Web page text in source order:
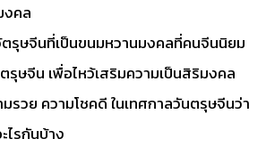
งคล
รุษจีนที่เป็นขนมหวานมงคลที่คนจีนนิยม
รุษจีน เพื่อไหว้เสริมความเป็นสิริมงคล
รวย ความโชคดี ในเทศกาลวันตรุษจีนว่า
ไรกันบ้าง